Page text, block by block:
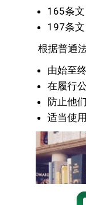
165条文
197条文
根据普通
由始至
在履行
防止他
适当使